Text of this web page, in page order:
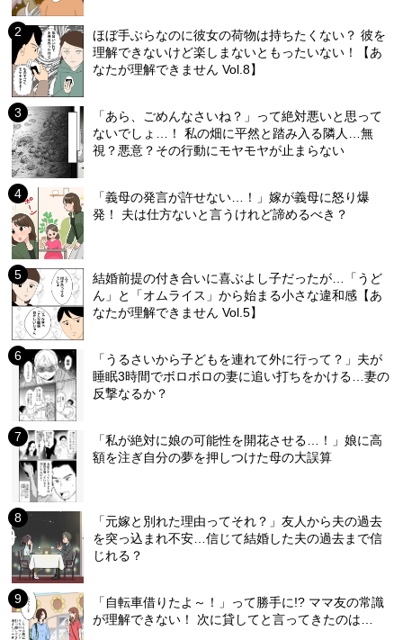
ほぼ手ぶらなのに彼女の荷物は持ちたくない？ 彼を
理解できないけど楽しまないともったいない！【あ
なたが理解できません Vol.8】
「あら、ごめんなさいね？」って絶対悪いと思って
ないでしょ…！ 私の畑に平然と踏み入る隣人…無
視？悪意？その行動にモヤモヤが止まらない
「義母の発言が許せない…！」嫁が義母に怒り爆
発！ 夫は仕方ないと言うけれど諦めるべき？
結婚前提の付き合いに喜ぶよし子だったが…「うど
ん」と「オムライス」から始まる小さな違和感【あ
なたが理解できません Vol.5】
「うるさいから子どもを連れて外に行って？」夫が
睡眠3時間でボロボロの妻に追い打ちをかける…妻の
反撃なるか？
「私が絶対に娘の可能性を開花させる…！」娘に高
額を注ぎ自分の夢を押しつけた母の大誤算
「元嫁と別れた理由ってそれ？」友人から夫の過去
を突っ込まれ不安…信じて結婚した夫の過去まで信
じれる？
「自転車借りたよ～！」って勝手に!? ママ友の常識
が理解できない！ 次に貸してと言ってきたのは…